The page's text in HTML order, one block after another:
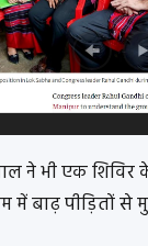
ने भी एक शिविर
में बाढ़ पीड़ितों से